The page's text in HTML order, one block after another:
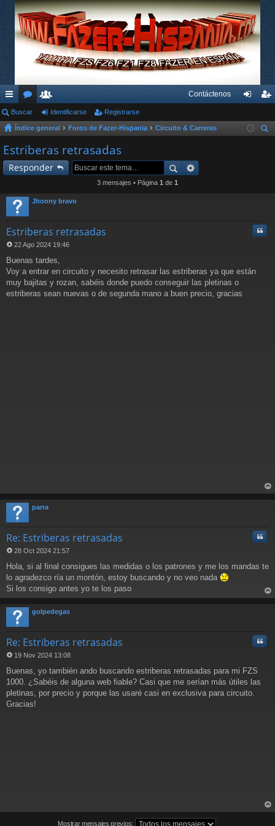
nl
ac
es
rá
do
or
os
su
ari
os
Contáctenos
nti ist
Buscar Identificarse Registrarse
Índice general Foros de Fazer-Hispania
Circuito & Carreras
Estriberas retrasadas
Responder
3 mensajes • Página 1 de 1
Jhonny bravo
Estriberas retrasadas Citar
e
n
j
22 Ago 2024 19:46
Buenas tardes,
Voy a entrar en circuito y necesito retrasar las estriberas ya que están
muy bajitas y rozan, sabéis donde puedo conseguir las pletinas o
estriberas sean nuevas o de segunda mano a buen precio, gracias
rri
parra
Re: Estriberas retrasadas Citar
e
n
e
28 Oct 2024 21:57
Hola, si al final consigues las medidas o los patrones y me los mandas te
lo agradezco ría un montón, estoy buscando y no veo nada
Si los consigo antes yo te los paso
rri
golpedegas
Re: Estriberas retrasadas Citar
e
n
s
j
19 Nov 2024 13:08
Buenas, yo también ando buscando estriberas retrasadas para mi FZS
1000. ¿Sabéis de alguna web fiable? Casi que me serían más útiles las
pletinas, por precio y porque las usaré casi en exclusiva para circuito.
Gracias!
rri
Mostrar mensajes previos: